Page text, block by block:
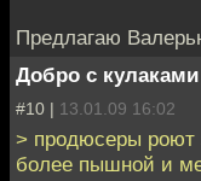
Предлагаю
Добро с кулаками
#10 | 13.01.09 16:02
> продюсеры роют
более пышной и